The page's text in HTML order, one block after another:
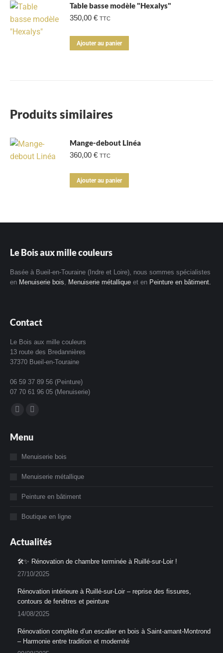
Table basse modèle "Hexalys"
350,00 € TTC
Ajouter au panier
Produits similaires
Mange-debout Linéa
360,00 € TTC
Ajouter au panier
Le Bois aux mille couleurs
Basée à Bueil-en-Touraine (Indre et Loire), nous sommes spécialistes
en Menuiserie bois, Menuiserie métallique et en Peinture en bâtiment.
Contact
Le Bois aux mille couleurs
13 route des Bredannières
37370 Bueil-en-Touraine
06 59 37 89 56 (Peinture)
07 70 61 96 05 (Menuiserie)
Trouvez nous sur :
Facebook
s'ouvre
une
nouvelle
Instagram
s'ouvre
une
nouvelle
Menu
Menuiserie bois
Menuiserie métallique
Peinture en bâtiment
Boutique en ligne
Actualités
🛠️✨ Rénovation de chambre terminée à Ruillé-sur-Loir !
27/10/2025
Rénovation intérieure à Ruillé-sur-Loir – reprise des fissures,
contours de fenêtres et peinture
14/08/2025
Rénovation complète d’un escalier en bois à Saint-amant-Montrond
– Harmonie entre tradition et modernité